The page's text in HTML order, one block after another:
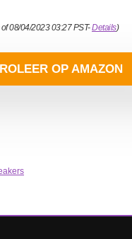
08/04/2023 03:27 PST-Details)
OP AMAZON